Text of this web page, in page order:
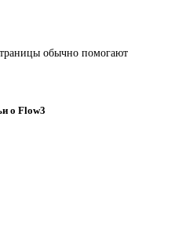
обычно помогают
о Flow3